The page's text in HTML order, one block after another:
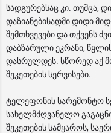
სადგურებსაც კი. თუმცა,
დაზიანებისადმი დიდი
შემთხვევები და თქვენს
დაბზარული ეკრანი,
დასრულდეს. სწორედ აქ
შეკეთების სერვისები.
ტელეფონის სარემონტო
სახელმძღვანელო
შეკეთების სამყაროს,